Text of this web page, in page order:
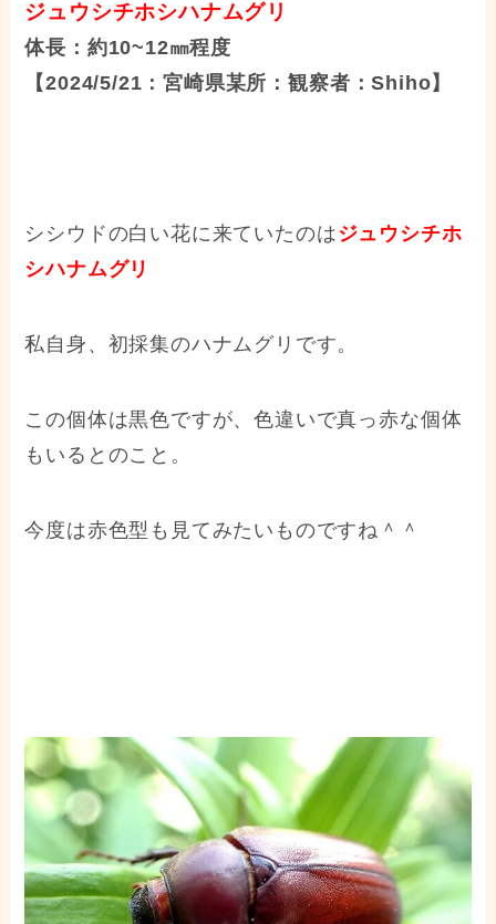
ジュウシチホシハナムグリ
体長：約10~12㎜程度
【2024/5/21：宮崎県某所：観察者：Shiho】
シシウドの白い花に来ていたのは ジュウシチホ
シハナムグリ
私自身、初採集のハナムグリです。
この個体は黒色ですが、色違いで真っ赤な個体
もいるとのこと。
今度は赤色型も見てみたいものですね＾＾